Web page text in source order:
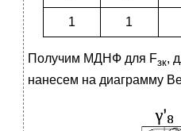
1 1
Получим МДНФ для Fзк,
нанесем на диаграмму